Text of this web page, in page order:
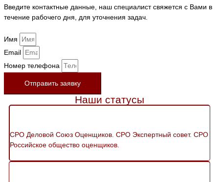
Введите контактные данные, наш специалист свяжется с Вами в
течение рабочего дня, для уточнения задач.
Имя
Email
Номер телефона
Отправить заявку
Наши статусы
СРО Деловой Союз Оценщиков. СРО Экспертный совет. СРО
Российское общество оценщиков.